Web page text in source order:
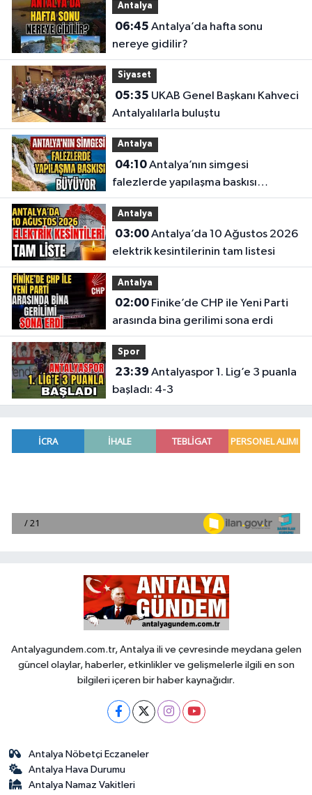
Antalya
06:45
nereye gidilir?
Siyaset
05:35
Antalyalılarla buluştu
Antalya
04:10Antalya’nın simgesi
falezlerde yapılaşma baskısı
büyüyor
Antalya
03:00Antalya’da 10 Ağustos 2026
elektrik kesintilerinin tam listesi
Antalya
02:00Finike’de CHP ile Yeni Parti
arasında bina gerilimi sona erdi
Spor
23:39
başladı: 4-3
Antalyagundem.com.tr, Antalya ili ve çevresinde meydana gelen
güncel olaylar, haberler, etkinlikler ve gelişmelerle ilgili en son
bilgileri içeren bir haber kaynağıdır.
Antalya Nöbetçi Eczaneler
Antalya Hava Durumu
Antalya Namaz Vakitleri